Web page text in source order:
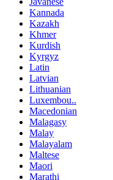
Kannada
Kazakh
Khmer
Kurdish
Kyrgyz
Latin
Latvian
Lithuanian
Luxembou..
Macedonian
Malagasy
Malay
Malayalam
Maltese
Maori
Marathi